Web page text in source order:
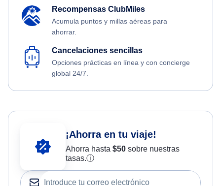
Recompensas ClubMiles
Acumula puntos y millas aéreas para
ahorrar.
Cancelaciones sencillas
Opciones prácticas en línea y con concierge
global 24/7.
¡Ahorra en tu viaje!
Ahorra hasta $50sobre nuestras
tasas.ⓘ